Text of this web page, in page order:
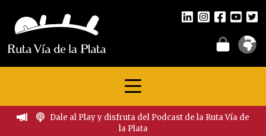
Dale al Play y disfruta del Podcast de la Ruta Vía de
la Plata